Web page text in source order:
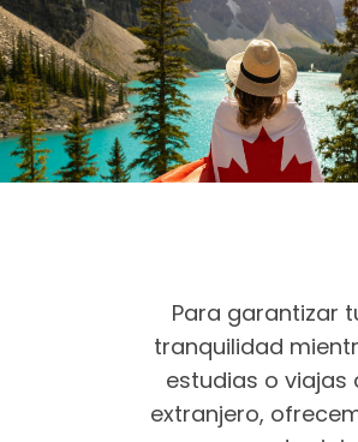
Para garantizar
tranquilidad
estudias o viajas
extranjero,